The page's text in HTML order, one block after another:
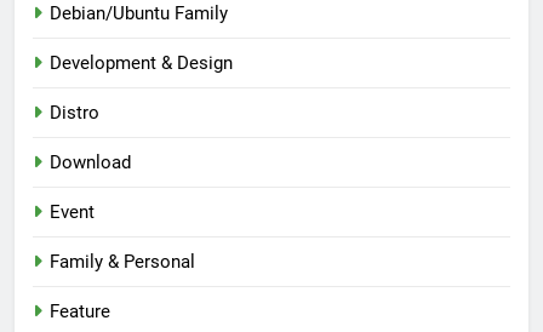
Debian/Ubuntu Family
Development & Design
Distro
Download
Event
Family & Personal
Feature